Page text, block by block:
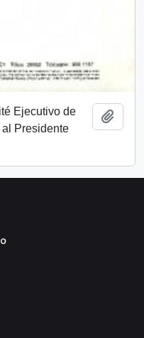
Ejecutivo de
Presidente